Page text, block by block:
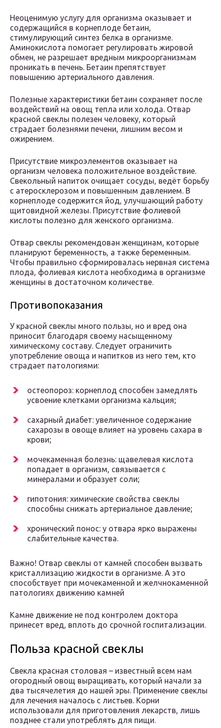
Неоценимую услугу для организма оказывает и
содержащийся в корнеплоде бетаин,
стимулирующий синтез белка в организме.
Аминокислота помогает регулировать жировой
обмен, не разрешает вредным микроорганизмам
проникать в печень. Бетаин препятствует
повышению артериального давления.
Полезные характеристики бетаин сохраняет после
воздействий на овощ тепла или холода. Отвар
красной свеклы полезен человеку, который
страдает болезнями печени, лишним весом и
ожирением.
Присутствие микроэлементов оказывает на
организм человека положительное воздействие.
Свекольный напиток очищает сосуды, ведёт борьбу
с атеросклерозом и повышенным давлением. В
корнеплоде содержится йод, улучшающий работу
щитовидной железы. Присутствие фолиевой
кислоты полезно для женского организма.
Отвар свеклы рекомендован женщинам, которые
планируют беременность, а также беременным.
Чтобы правильно сформировалась нервная система
плода, фолиевая кислота необходима в организме
женщины в достаточном количестве.
Противопоказания
У красной свеклы много пользы, но и вред она
приносит благодаря своему насыщенному
химическому составу. Следует ограничить
употребление овоща и напитков из него тем, кто
страдает патологиями:
остеопороз: корнеплод способен замедлять
усвоение клетками организма кальция;
сахарный диабет: увеличенное содержание
сахарозы в овоще влияет на уровень сахара в
крови;
мочекаменная болезнь: щавелевая кислота
попадает в организм, связывается с
минералами и образует соли;
гипотония: химические свойства свеклы
способны снижать артериальное давление;
хронический понос: у отвара ярко выражены
слабительные качества.
Важно! Отвар свеклы от камней способен вызвать
кристаллизацию жидкости в организме. А это
способствует при мочекаменной и желчнокаменной
патологиях движению камней
Камне движение не под контролем доктора
принесет вред, вплоть до срочной госпитализации.
Польза красной свеклы
Свекла красная столовая – известный всем нам
огородный овощ выращивать, который начали за
два тысячелетия до нашей эры. Применение свеклы
для лечения началось с листьев. Корни
использовали для приготовления лекарств, лишь
позднее стали употреблять для пищи.